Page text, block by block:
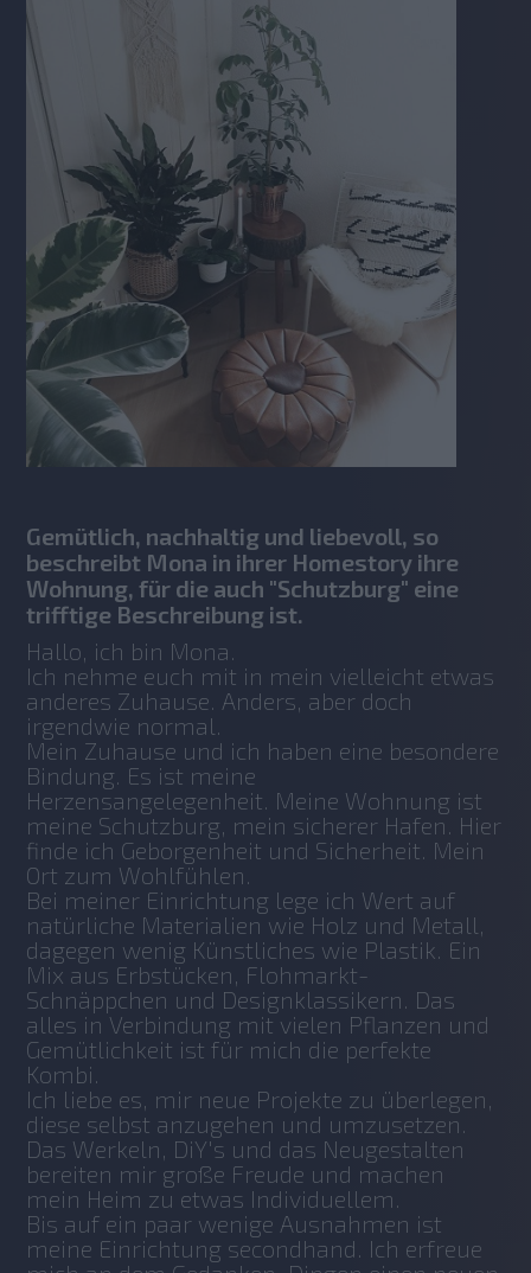
Gemütlich, nachhaltig und liebevoll, so
beschreibt Mona in ihrer Homestory ihre
Wohnung, für die auch "Schutzburg" eine
trifftige Beschreibung ist.
Hallo, ich bin Mona.
Ich nehme euch mit in mein vielleicht etwas
anderes Zuhause. Anders, aber doch
irgendwie normal.
Mein Zuhause und ich haben eine besondere
Bindung. Es ist meine
Herzensangelegenheit. Meine Wohnung ist
meine Schutzburg, mein sicherer Hafen. Hier
finde ich Geborgenheit und Sicherheit. Mein
Ort zum Wohlfühlen.
Bei meiner Einrichtung lege ich Wert auf
natürliche Materialien wie Holz und Metall,
dagegen wenig Künstliches wie Plastik. Ein
Mix aus Erbstücken, Flohmarkt-
Schnäppchen und Designklassikern. Das
alles in Verbindung mit vielen Pflanzen und
Gemütlichkeit ist für mich die perfekte
Kombi.
Ich liebe es, mir neue Projekte zu überlegen,
diese selbst anzugehen und umzusetzen.
Das Werkeln, DiY's und das Neugestalten
bereiten mir große Freude und machen
mein Heim zu etwas Individuellem.
Bis auf ein paar wenige Ausnahmen ist
meine Einrichtung secondhand. Ich erfreue